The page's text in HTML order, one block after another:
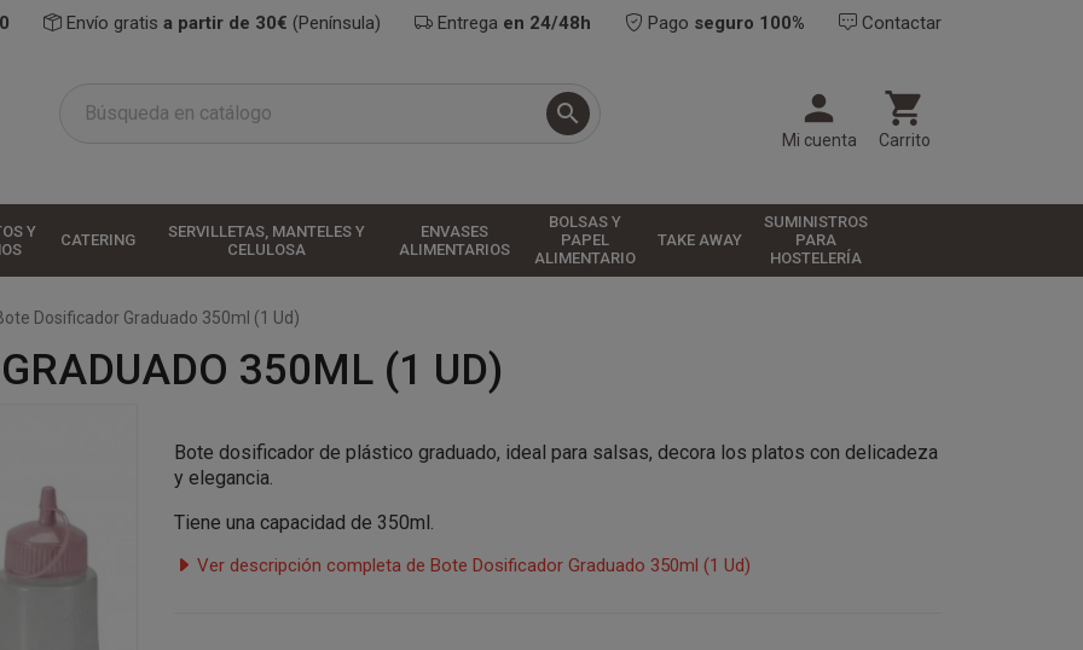
Envío gratis a partir de 30€ (Península) Entrega en 24/48h Pago seguro 100% Contactar
 
Mi cuenta

Carrito
Y
CATERING
SERVILLETAS, MANTELES Y
CELULOSA
ENVASES
ALIMENTARIOS
BOLSAS Y
PAPEL
ALIMENTARIO
TAKE AWAY
SUMINISTROS
PARA
HOSTELERÍA
Dosificador Graduado 350ml (1 Ud)
350ML (1 UD)
Bote dosificador de plástico graduado, ideal para salsas, decora los platos con delicadeza
y elegancia.
Tiene una capacidad de 350ml.
Ver descripción completa de Bote Dosificador Graduado 350ml (1 Ud)